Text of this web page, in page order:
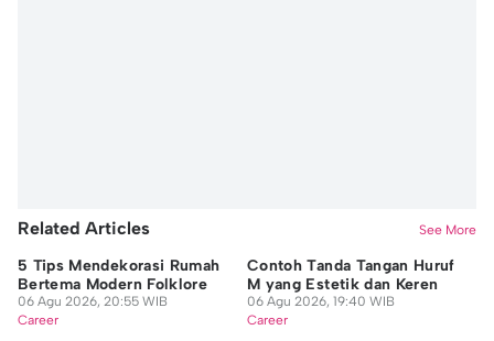
Related Articles See More
5 Tips Mendekorasi Rumah
Bertema Modern Folklore
06 Agu 2026, 20:55 WIB
Career
Contoh Tanda Tangan Huruf
M yang Estetik dan Keren
06 Agu 2026, 19:40 WIB
Career